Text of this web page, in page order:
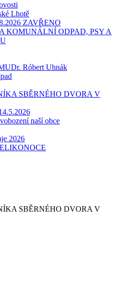
Lhotě
ZAVŘENO
KOMUNÁLNÍ ODPAD, PSY A
Róbert Uhnák
SBĚRNÉHO DVORA V
naší obce
2026
SBĚRNÉHO DVORA V